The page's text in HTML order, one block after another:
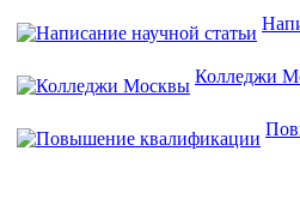
Колледжи